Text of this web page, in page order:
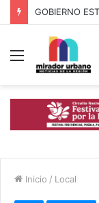
Menú
Inicio / Local